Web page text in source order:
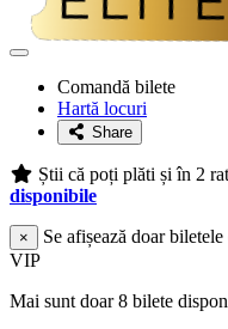
Adaugă
favoriteComandă bilete
Hartă locuri
Share
Știi că poți plăti și în 2
disponibile
×
Se afișează doar
VIP
Mai sunt doar 8 bilete